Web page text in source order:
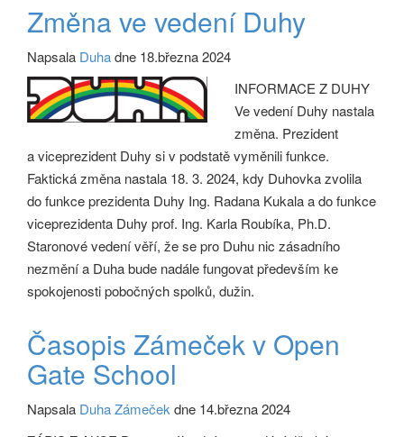
Změna ve vedení Duhy
Napsala Duhadne 18.března 2024
INFORMACE Z DUHY
Ve vedení Duhy nastala
změna. Prezident
a viceprezident Duhy si v podstatě vyměnili funkce.
Faktická změna nastala 18. 3. 2024, kdy Duhovka zvolila
do funkce prezidenta Duhy Ing. Radana Kukala a do funkce
viceprezidenta Duhy prof. Ing. Karla Roubíka, Ph.D.
Staronové vedení věří, že se pro Duhu nic zásadního
nezmění a Duha bude nadále fungovat především ke
spokojenosti pobočných spolků, dužin.
Časopis Zámeček v Open
Gate School
Napsala Duha Zámeček dne 14.března 2024